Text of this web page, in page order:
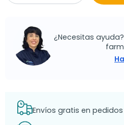
¿Necesitas
Envíos gratis en